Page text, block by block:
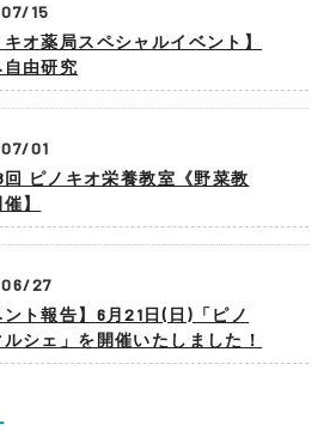
15
キオ薬局スペシャルイベント】
由研究
01
回 ピノキオ栄養教室《野菜教
】
27
ント報告】6月21日(日)「ピノ
シェ」を開催いたしました！